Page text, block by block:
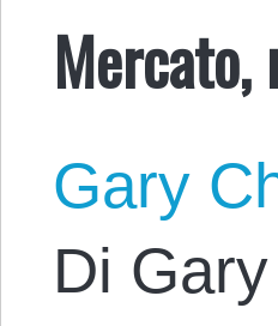
Gary
Di